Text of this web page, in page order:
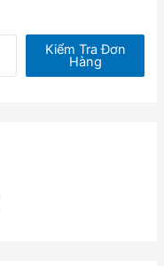
Kiểm Tra Đơn
Hàng